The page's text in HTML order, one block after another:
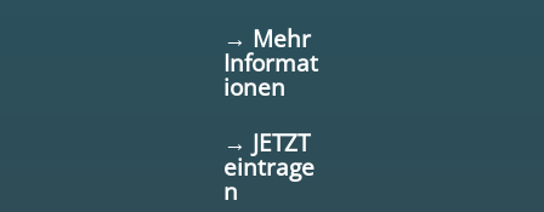
→ Mehr
Informat
ionen
→ JETZT
eintrage
n